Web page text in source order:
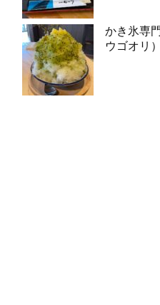
かき氷専
ウゴオリ）